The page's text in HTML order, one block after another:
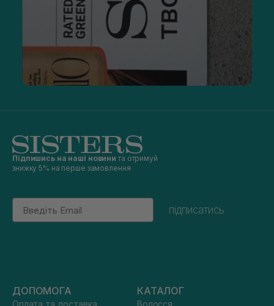
Підпишись на наші новини та отримуй
знижку 5% на перше замовлення
Email
підписатись
ДОПОМОГА
Оплата та доставка
КАТАЛОГ
Волосся